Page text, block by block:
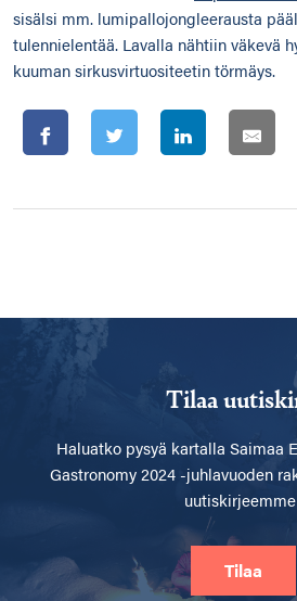
sisälsi mm. lumipallojongleerausta
tulennielentää. Lavalla nähtiin väkevä
kuuman sirkusvirtuositeetin törmäys.
Tilaa
Haluatko pysyä kartalla Saimaa
Gastronomy 2024 -juhlavuoden
Tilaa